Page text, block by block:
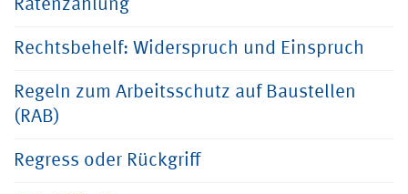
Ratenzahlung
Rechtsbehelf: Widerspruch und Einspruch
Regeln zum Arbeitsschutz auf Baustellen
(RAB)
Regress oder Rückgriff